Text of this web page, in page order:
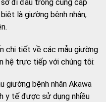
đi đầu trong cung cấp
là giường bệnh nhân,
chi tiết về các mẫu giường
hệ trực tiếp với chúng tôi:
bệnh nhân Akawa
y tế được sử dụng nhiều